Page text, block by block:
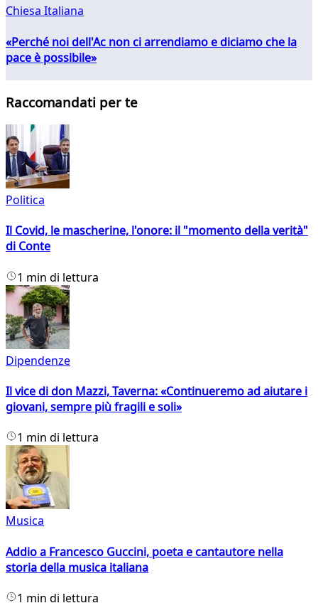
Chiesa Italiana
«Perché noi dell'Ac non ci arrendiamo e diciamo che la
pace è possibile»
Raccomandati per te
Politica
Il Covid, le mascherine, l'onore: il "momento della verità"
di Conte
1 min di lettura
Dipendenze
Il vice di don Mazzi, Taverna: «Continueremo ad aiutare i
giovani, sempre più fragili e soli»
1 min di lettura
Musica
Addio a Francesco Guccini, poeta e cantautore nella
storia della musica italiana
1 min di lettura